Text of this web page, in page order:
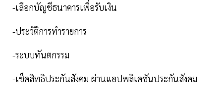
-เลือกบัญชีธนาคารเพื่อรับเงิน
-ประวัติการทำรายการ
-ระบบทันตกรรม
-เช็คสิทธิประกันสังคม ผ่านแอปพลิเคชันประกันสังคม